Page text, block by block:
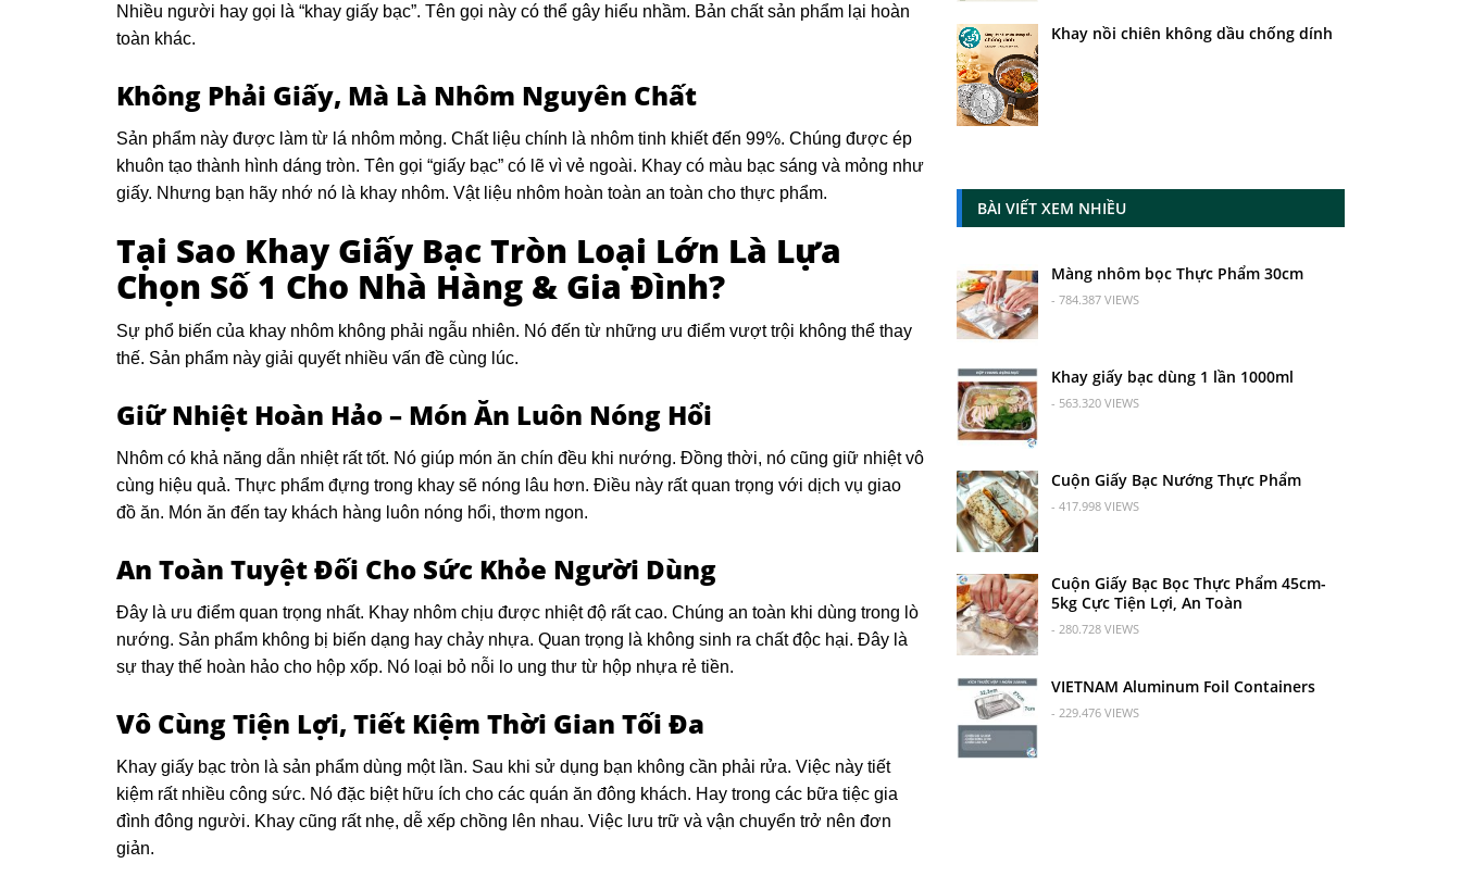
Nhiều người hay gọi là “khay giấy bạc”. Tên gọi này có thể gây hiểu nhầm. Bản chất sản phẩm lại hoàn
toàn khác.
Không Phải Giấy, Mà Là Nhôm Nguyên Chất
Sản phẩm này được làm từ lá nhôm mỏng. Chất liệu chính là nhôm tinh khiết đến 99%. Chúng được ép
khuôn tạo thành hình dáng tròn. Tên gọi “giấy bạc” có lẽ vì vẻ ngoài. Khay có màu bạc sáng và mỏng như
giấy. Nhưng bạn hãy nhớ nó là khay nhôm. Vật liệu nhôm hoàn toàn an toàn cho thực phẩm.
Tại Sao Khay Giấy Bạc Tròn Loại Lớn Là Lựa
Chọn Số 1 Cho Nhà Hàng & Gia Đình?
Sự phổ biến của khay nhôm không phải ngẫu nhiên. Nó đến từ những ưu điểm vượt trội không thể thay
thế. Sản phẩm này giải quyết nhiều vấn đề cùng lúc.
Giữ Nhiệt Hoàn Hảo – Món Ăn Luôn Nóng Hổi
Nhôm có khả năng dẫn nhiệt rất tốt. Nó giúp món ăn chín đều khi nướng. Đồng thời, nó cũng giữ nhiệt vô
cùng hiệu quả. Thực phẩm đựng trong khay sẽ nóng lâu hơn. Điều này rất quan trọng với dịch vụ giao
đồ ăn. Món ăn đến tay khách hàng luôn nóng hổi, thơm ngon.
An Toàn Tuyệt Đối Cho Sức Khỏe Người Dùng
Đây là ưu điểm quan trọng nhất. Khay nhôm chịu được nhiệt độ rất cao. Chúng an toàn khi dùng trong lò
nướng. Sản phẩm không bị biến dạng hay chảy nhựa. Quan trọng là không sinh ra chất độc hại. Đây là
sự thay thế hoàn hảo cho hộp xốp. Nó loại bỏ nỗi lo ung thư từ hộp nhựa rẻ tiền.
Vô Cùng Tiện Lợi, Tiết Kiệm Thời Gian Tối Đa
Khay giấy bạc tròn là sản phẩm dùng một lần. Sau khi sử dụng bạn không cần phải rửa. Việc này tiết
kiệm rất nhiều công sức. Nó đặc biệt hữu ích cho các quán ăn đông khách. Hay trong các bữa tiệc gia
đình đông người. Khay cũng rất nhẹ, dễ xếp chồng lên nhau. Việc lưu trữ và vận chuyển trở nên đơn
giản.
Khay nồi chiên không dầu chống dính
BÀI VIẾT XEM NHIỀU
Màng nhôm bọc Thực Phẩm 30cm
- 784.387 VIEWS
Khay giấy bạc dùng 1 lần 1000ml
- 563.320 VIEWS
Cuộn Giấy Bạc Nướng Thực Phẩm
- 417.998 VIEWS
Cuộn Giấy Bạc Bọc Thực Phẩm 45cm-
5kg Cực Tiện Lợi, An Toàn
- 280.728 VIEWS
VIETNAM Aluminum Foil Containers
- 229.476 VIEWS